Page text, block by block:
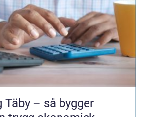
Täby – så bygger